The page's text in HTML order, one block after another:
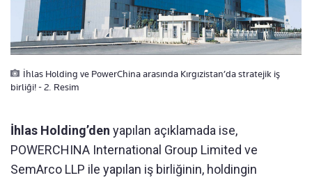
İhlas Holding ve PowerChina arasında Kırgızistan’da stratejik iş
birliği! - 2. Resim
İhlas Holding’den yapılan açıklamada ise,
POWERCHINA International Group Limited ve
SemArco LLP ile yapılan iş birliğinin, holdingin